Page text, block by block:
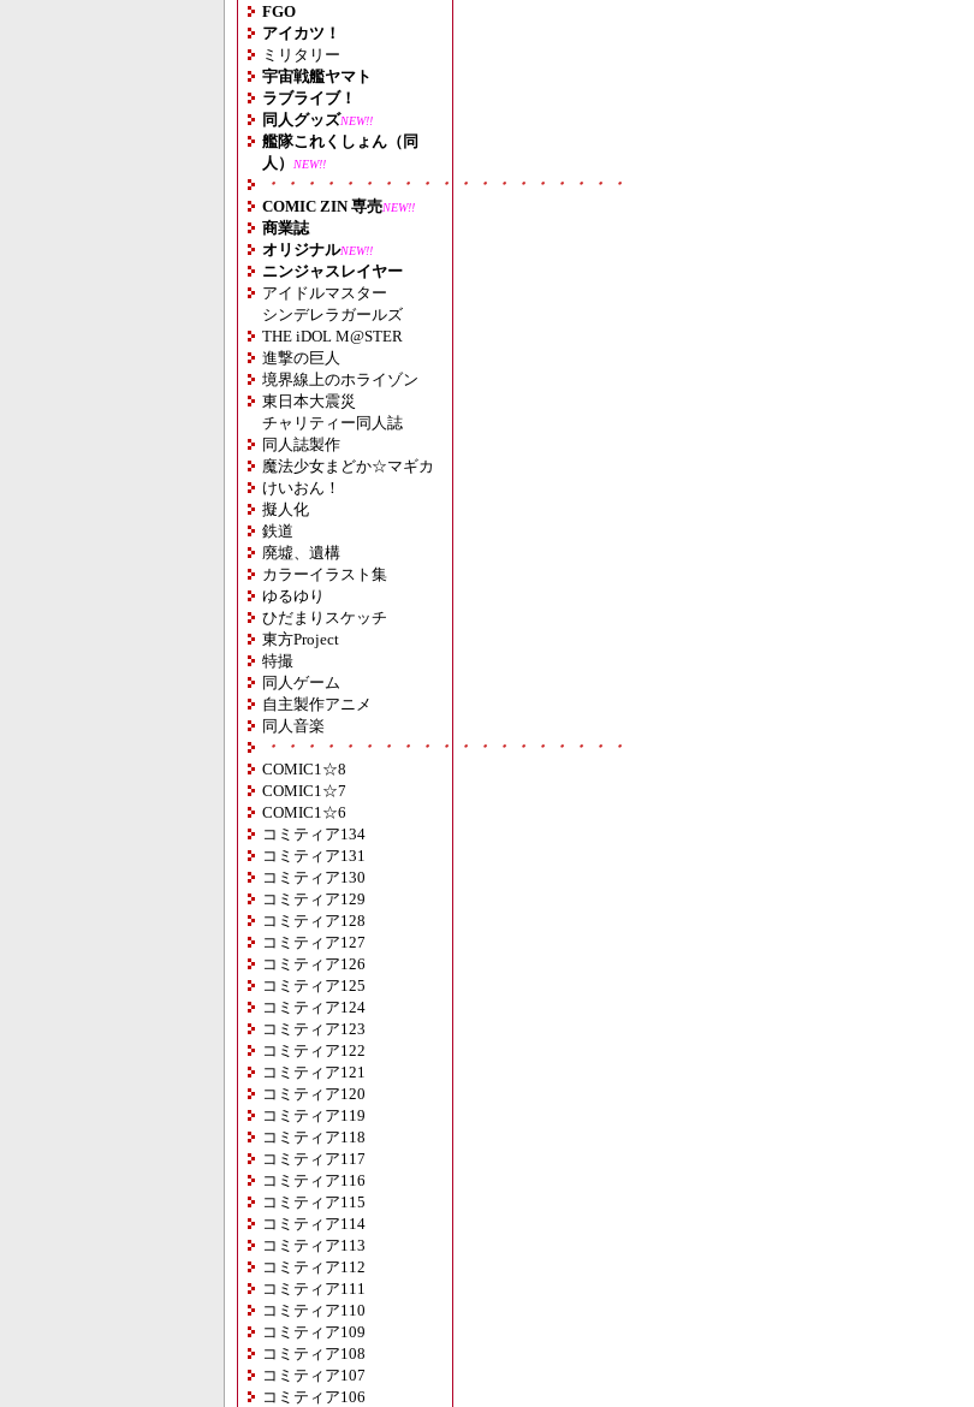
FGO
アイカツ！
ミリタリー
宇宙戦艦ヤマト
ラブライブ！
同人グッズNEW!!
艦隊これくしょん（同
人）
NEW!!
・・・・・・・・・・・・・・・・・・・
COMIC ZIN 専売NEW!!
商業誌
オリジナルNEW!!
ニンジャスレイヤー
アイドルマスター
シンデレラガールズ
THE iDOL M@STER
進撃の巨人
境界線上のホライゾン
東日本大震災
チャリティー同人誌
同人誌製作
魔法少女まどか☆マギカ
けいおん！
擬人化
鉄道
廃墟、遺構
カラーイラスト集
ゆるゆり
ひだまりスケッチ
東方Project
特撮
同人ゲーム
自主製作アニメ
同人音楽
・・・・・・・・・・・・・・・・・・・
COMIC1☆8
COMIC1☆7
COMIC1☆6
コミティア134
コミティア131
コミティア130
コミティア129
コミティア128
コミティア127
コミティア126
コミティア125
コミティア124
コミティア123
コミティア122
コミティア121
コミティア120
コミティア119
コミティア118
コミティア117
コミティア116
コミティア115
コミティア114
コミティア113
コミティア112
コミティア111
コミティア110
コミティア109
コミティア108
コミティア107
コミティア106